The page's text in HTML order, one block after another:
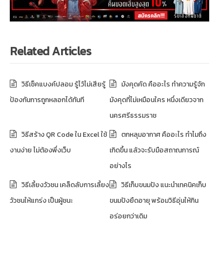
Related Articles
วิธีเช็คแบงค์ปลอม รู้ไว้ไม่เสียรู้
ป้องกันการถูกหลอกได้ทันที
มังคุดคัด คืออะไร ทำความรู้จัก
มังคุดที่ไม่เหมือนใคร หนึ่งเดียวจาก
นครศรีธรรมราช
วิธีสร้าง QR Code ใน Excel ใช้
งานง่าย ไม่ต้องพึ่งเว็บ
ตกหลุมอากาศ คืออะไร ทำไมถึง
เกิดขึ้น แล้วจะรับมือสถาณการณ์
อย่างไร
วิธีเลี้ยงวัวชน เคล็ดลับการเลี้ยง
วัวชนให้แกร่ง เป็นผู้ชนะ
วิธีเก็บขนมปัง แนะนำเทคนิคเก็บ
ขนมปังยืดอายุ พร้อมวิธีอุ่นให้กิน
อร่อยกว่าเดิม